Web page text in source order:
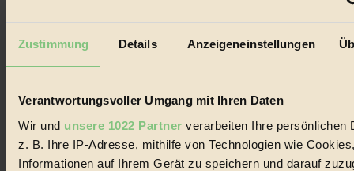
Zustimmung Details Anzeigeneinstellungen
Verantwortungsvoller Umgang mit Ihren Daten
Wir und unsere 1022 Partner verarbeiten Ihre persönlichen
z. B. Ihre IP-Adresse, mithilfe von Technologien wie
Informationen auf Ihrem Gerät zu speichern und darauf
Außerdem im Heft
RISKANT:Wenn Meeres- und Wildvögel im
GEMEIN:Tropische Stechmücken fühlen sich in
GEMEINER:Es gibt nun Weinflaschen, die nach
Entleerung voll wieder zu dir zurückkommen.